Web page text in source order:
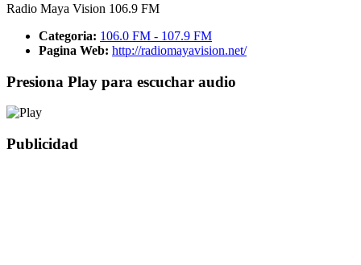
Radio Maya Vision 106.9 FM
Categoria: 106.0 FM - 107.9 FM
Pagina Web: http://radiomayavision.net/
Presiona Play para escuchar audio
Publicidad